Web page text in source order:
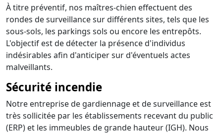
À titre préventif, nos maîtres-chien effectuent des
rondes de surveillance sur différents sites, tels que les
sous-sols, les parkings sols ou encore les entrepôts.
L'objectif est de détecter la présence d'individus
indésirables afin d'anticiper sur d'éventuels actes
malveillants.
Sécurité incendie
Notre entreprise de gardiennage et de surveillance est
très sollicitée par les établissements recevant du public
(ERP) et les immeubles de grande hauteur (IGH). Nous